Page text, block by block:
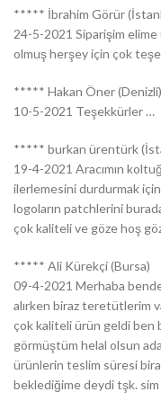
***** İbrahim Görür
24-5-2021 Siparişim
olmuş herşey için çok
***** Hakan Öner (Denizli)
10-5-2021 Teşekkürler …
***** burkan ürentürk
19-4-2021 Aracımın
ilerlemesini durdurmak için
logoların patchlerini
çok kaliteli ve göze hoş
***** Ali Kürekçi (Bursa)
09-4-2021 Merhaba
alırken biraz teretütlerim
çok kaliteli ürün geldi ben
görmüştüm helal olsun
ürünlerin teslim süresi
beklediğime deydi tşk. sim